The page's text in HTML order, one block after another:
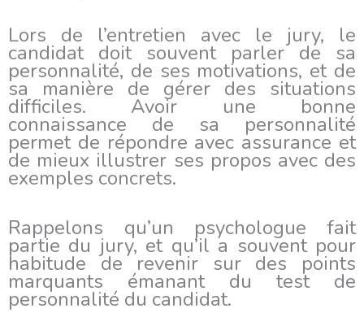
Lors de l’entretien avec le jury, le
candidat doit souvent parler de sa
personnalité, de ses motivations, et de
sa manière de gérer des situations
difficiles. Avoir une bonne
connaissance de sa personnalité
permet de répondre avec assurance et
de mieux illustrer ses propos avec des
exemples concrets.
Rappelons qu’un psychologue fait
partie du jury, et qu’il a souvent pour
habitude de revenir sur des points
marquants émanant du test de
personnalité du candidat.